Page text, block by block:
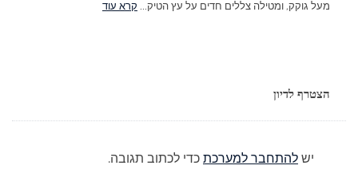
מעל גוקק, ומטילה צללים חדים על עץ הטיק... קרא עוד
הצטרף לדיון
יש להתחבר למערכת כדי לכתוב תגובה.